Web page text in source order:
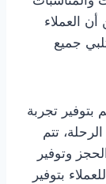
العملاء
جميع
بتوفير تجربة
تتم
وتوفير
بتوفير